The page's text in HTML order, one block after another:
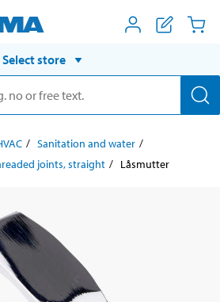
Select store
Sanitation and water
joints, straight Låsmutter